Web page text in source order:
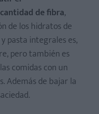
de fibra,
de los hidratos de
pasta integrales es,
pero también es
comidas con un
Además de bajar la